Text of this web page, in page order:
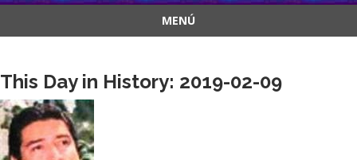
MENÚ
contenido
This Day in History: 2019-02-09